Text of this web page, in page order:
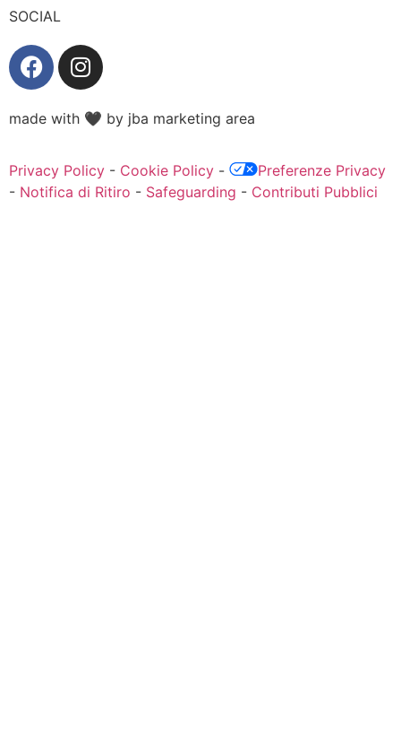
SOCIAL
Privacy Policy - Cookie Policy -
Preferenze Privacy
- Notifica di Ritiro - Safeguarding - Contributi Pubblici
made with 🖤 by jba marketing area